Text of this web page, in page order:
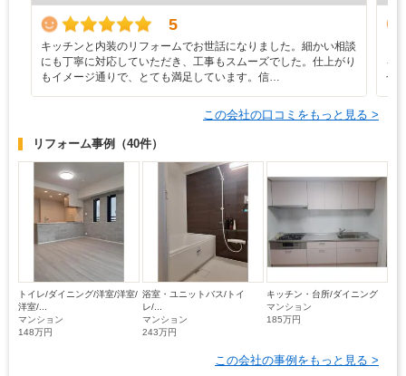
5
キッチンと内装のリフォームでお世話になりました。細かい相談
にも丁寧に対応していただき、工事もスムーズでした。仕上がり
もイメージ通りで、とても満足しています。信…
を
せ
この会社の口コミをもっと見る >
リフォーム事例 （40件）
トイレ/ダイニング/洋室/洋室/
洋室/...
マンション
148万円
浴室・ユニットバス/トイ
レ/...
マンション
243万円
キッチン・台所/ダイニング
マンション
185万円
この会社の事例をもっと見る >